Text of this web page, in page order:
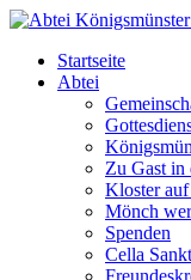
Startseite
Abtei
Zu Gast in
Kloster
Mönch
Spenden
Cella